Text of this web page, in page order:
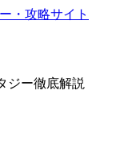
ジー徹底解説